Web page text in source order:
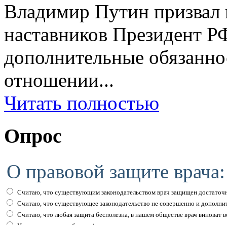
Владимир Путин призвал
наставников Президент
дополнительные
отношении...
Читать полностью
Опрос
О правовой защите врача:
Считаю, что существующим законодательством врач защищен
Считаю, что существующее законодательство не совершенно и
Считаю, что любая защита бесполезна, в нашем обществе врач виноват